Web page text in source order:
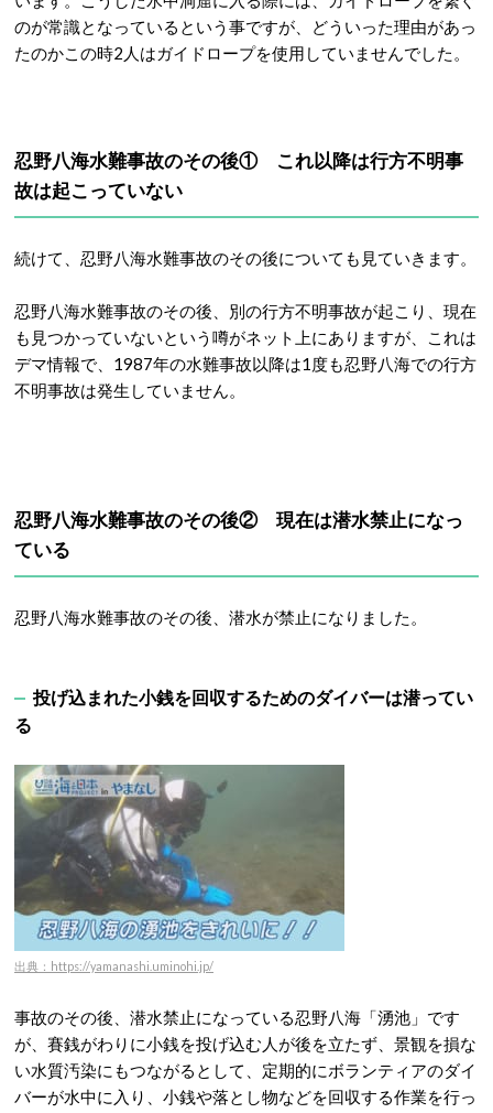
のが常識となっているという事ですが、どういった理由があっ
たのかこの時2人はガイドロープを使用していませんでした。
忍野八海水難事故のその後① これ以降は行方不明事
故は起こっていない
続けて、忍野八海水難事故のその後についても見ていきます。
忍野八海水難事故のその後、別の行方不明事故が起こり、現在
も見つかっていないという噂がネット上にありますが、これは
デマ情報で、1987年の水難事故以降は1度も忍野八海での行方
不明事故は発生していません。
忍野八海水難事故のその後② 現在は潜水禁止になっ
ている
忍野八海水難事故のその後、潜水が禁止になりました。
投げ込まれた小銭を回収するためのダイバーは潜ってい
る
出典：https://yamanashi.uminohi.jp/
事故のその後、潜水禁止になっている忍野八海「湧池」です
が、賽銭がわりに小銭を投げ込む人が後を立たず、景観を損な
い水質汚染にもつながるとして、定期的にボランティアのダイ
バーが水中に入り、小銭や落とし物などを回収する作業を行っ